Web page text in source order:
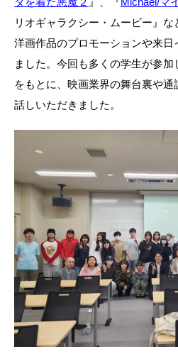
リオギャラクシー・ムービー』
洋画作品のプロモーションや来
ました。今回も多くの学生が参
をもとに、映画業界の舞台裏や
話しいただきました。